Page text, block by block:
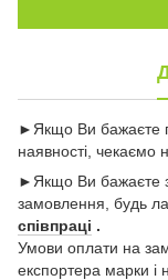
►Якщо Ви бажаєте
наявності, чекаємо
►Якщо Ви бажаєте
замовлення, будь
співпраці .
Умови оплати на
експортера марки і